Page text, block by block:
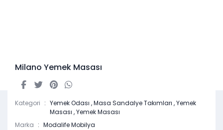
Milano Yemek Masası
Kategori Yemek Odası ,Masa Sandalye Takımları ,Yemek
Masası ,Yemek Masası
Marka
Modalife Mobilya